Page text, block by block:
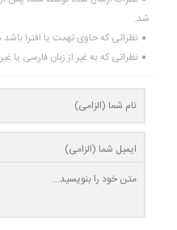
شد.
نظراتی که حاوی تهمت یا افترا
نظراتی که به غیر از زبان فارسی یا